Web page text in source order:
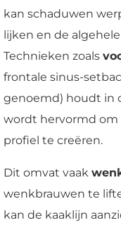
kan schaduwen
lijken en de
Technieken zoals
frontale sinus-
genoemd) houdt in
wordt hervormd om
profiel te creëren.
Dit omvat vaak
wenkbrauwen te
kan de kaaklijn